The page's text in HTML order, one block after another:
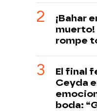
¡Bahar
muerto!
rompe
El final
Ceyda
boda: